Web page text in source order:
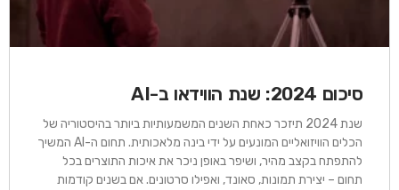
סיכום 2024: שנת הווידאו ב-AI​
שנת 2024 תיזכר כאחת השנים המשמעותיות ביותר בהיסטוריה של
הכלים הוויזואליים המונעים על ידי בינה מלאכותית. תחום ה-AI המשיך
להתפתח בקצב מהיר, ושיפר באופן ניכר את איכות התוצרים בכל
תחום – יצירת תמונות, סאונד, ואפילו סרטונים. אם בשנים קודמות